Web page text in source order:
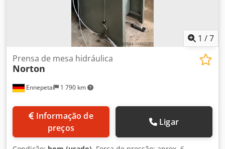
1 /7
Ennepetal 1 790 km
Prensa de mesa hidráulica
Norton
preços
Ligar